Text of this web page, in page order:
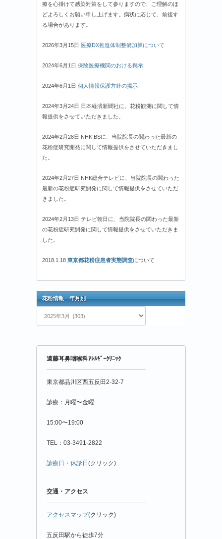
療を心掛けて感染対策をして参りますので、ご理解のほ
どよろしくお願い申し上げます。病状に応じて、前後す
る場合があります。
2026年3月15日 医療DX推進体制整備加算について
2024年6月1日 保険医療機関のおける掲示
2024年6月1日 個人情報保護方針の掲示
2024年3月24日 日本経済新聞社に、花粉観測に関して情
報提供をさせていただきました。
2024年2月28日 NHK BSに、当院院長の関わった最新の
花粉症研究開発に関して情報提供をさせていただきまし
た。
2024年2月27日 NHK総合テレビに、当院院長の関わった
最新の花粉症研究開発に関して情報提供をさせていただ
きました。
2024年2月13日 テレビ朝日に、当院院長の関わった最新
の花粉症研究開発に関して情報提供をさせていただきま
した。
2018.1.18 東京都花粉症患者実態調査について
花粉情報 年月別
花
粉
遠藤耳鼻咽喉科ｱﾚﾙｷﾞｰｸﾘﾆｯｸ
東京都品川区西五反田2-32-7
診療：月曜〜金曜
15:00〜19:00
TEL：03-3491-2822
診療日・休診日(クリック)
交通・アクセス
アクセスマップ(クリック)
五反田駅から徒歩7分